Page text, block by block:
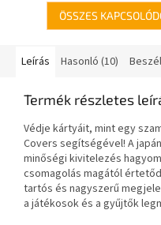
ÖSSZES
Leírás Hasonló (10)
Termék részletes
Védje kártyáit, mint egy
Covers segítségével! A
minőségi kivitelezés
csomagolás magától
tartós és nagyszerű
a játékosok és a gyűjtők